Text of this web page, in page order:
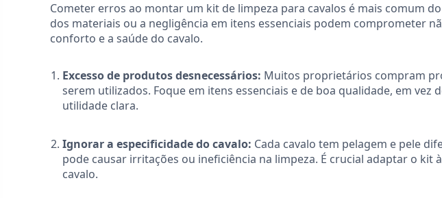
Cometer erros ao montar um kit de limpeza para cavalos é mais comum
dos materiais ou a negligência em itens essenciais podem comprometer
conforto e a saúde do cavalo.
Excesso de produtos desnecessários: Muitos proprietários compram
serem utilizados. Foque em itens essenciais e de boa qualidade, em
utilidade clara.
Ignorar a especificidade do cavalo: Cada cavalo tem pelagem e pele
pode causar irritações ou ineficiência na limpeza. É crucial adaptar o kit
cavalo.